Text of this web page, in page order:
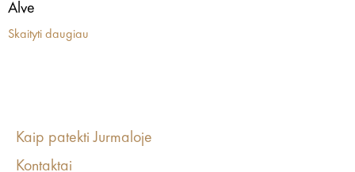
Alve
Skaityti daugiau
Kaip patekti Jurmaloje
Kontaktai